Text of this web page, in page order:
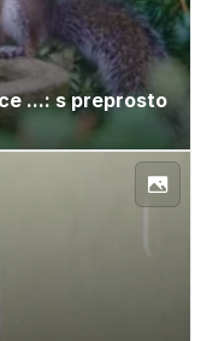
...: s preprosto